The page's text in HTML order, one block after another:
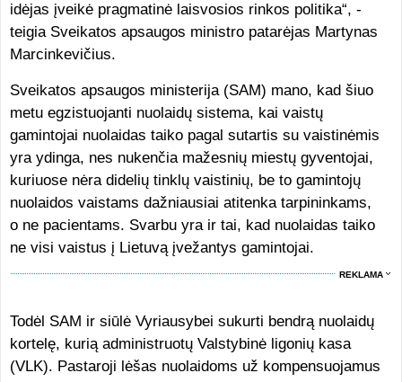
idėjas įveikė pragmatinė laisvosios rinkos politika“, -
teigia Sveikatos apsaugos ministro patarėjas Martynas
Marcinkevičius.
Sveikatos apsaugos ministerija (SAM) mano, kad šiuo
metu egzistuojanti nuolaidų sistema, kai vaistų
gamintojai nuolaidas taiko pagal sutartis su vaistinėmis
yra ydinga, nes nukenčia mažesnių miestų gyventojai,
kuriuose nėra didelių tinklų vaistinių, be to gamintojų
nuolaidos vaistams dažniausiai atitenka tarpininkams,
o ne pacientams. Svarbu yra ir tai, kad nuolaidas taiko
ne visi vaistus į Lietuvą įvežantys gamintojai.
REKLAMA
Todėl SAM ir siūlė Vyriausybei sukurti bendrą nuolaidų
kortelę, kurią administruotų Valstybinė ligonių kasa
(VLK). Pastaroji lėšas nuolaidoms už kompensuojamus